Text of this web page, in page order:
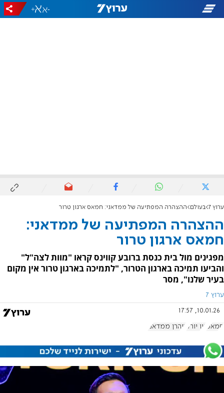
-
+
ערוץ 7 בעולם ההצהרה המפתיעה של ממדאני: חמאס ארגון טרור
ההצהרה המפתיעה של ממדאני:
חמאס ארגון טרור
מפגינים מול בית כנסת ברובע קווינס קראו "מוות לצה"ל"
והביעו תמיכה בארגון הטרור, "לתמיכה בארגון טרור אין מקום
בעיר שלנו", מסר
ערוץ 7
10.01.26, 17:57
חמאס ניו יורק זוהרן ממדאני